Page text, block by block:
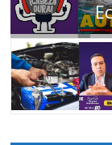
Ecuador